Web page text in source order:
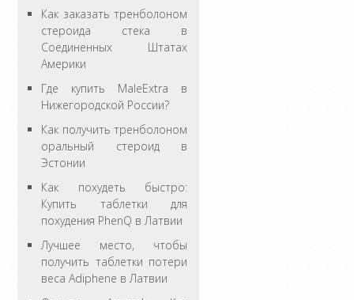
Как заказать тренболоном
стероида стека в
Соединенных Штатах
Америки
Где купить MaleExtra в
Нижегородской России?
Как получить тренболоном
оральный стероид в
Эстонии
Как похудеть быстро:
Купить таблетки для
похудения PhenQ в Латвии
Лучшее место, чтобы
получить таблетки потери
веса Adiphene в Латвии